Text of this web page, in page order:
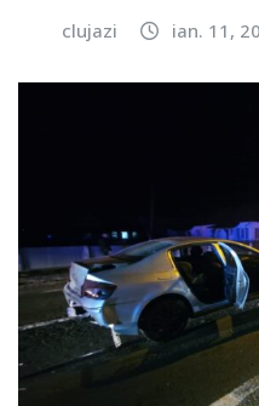
clujazi ian. 11,